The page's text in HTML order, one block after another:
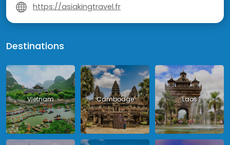
https://asiakingtravel.fr
Destinations
Vietnam Cambodge Laos